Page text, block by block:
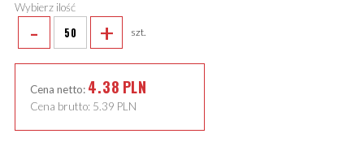
Wybierz ilość
- + szt.
Cena netto: 4.38 PLN
Cena brutto: 5.39 PLN